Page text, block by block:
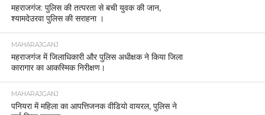
MAHARAJGANJ
महराजगंज: पुलिस की तत्परता से बची युवक की जान,
श्यामदेउरवा पुलिस की सराहना ।
MAHARAJGANJ
महराजगंज में जिलाधिकारी और पुलिस अधीक्षक ने किया जिला
कारागार का आकस्मिक निरीक्षण।
MAHARAJGANJ